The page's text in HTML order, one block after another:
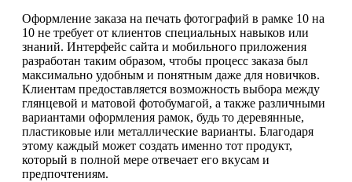
Оформление заказа на печать фотографий в рамке 10 на
10 не требует от клиентов специальных навыков или
знаний. Интерфейс сайта и мобильного приложения
разработан таким образом, чтобы процесс заказа был
максимально удобным и понятным даже для новичков.
Клиентам предоставляется возможность выбора между
глянцевой и матовой фотобумагой, а также различными
вариантами оформления рамок, будь то деревянные,
пластиковые или металлические варианты. Благодаря
этому каждый может создать именно тот продукт,
который в полной мере отвечает его вкусам и
предпочтениям.